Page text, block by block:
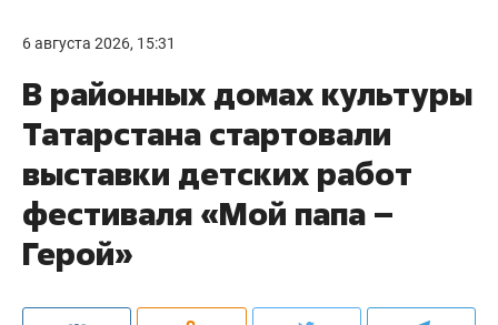
6 августа 2026, 15:31
В районных домах культуры
Татарстана стартовали
выставки детских работ
фестиваля «Мой папа –
Герой»